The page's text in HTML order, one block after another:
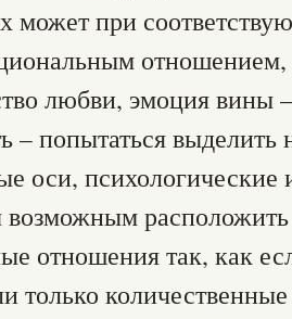
может при
отношением,
любви, эмоция вины
– попытаться
оси, психологические
возможным
отношения так, как
только